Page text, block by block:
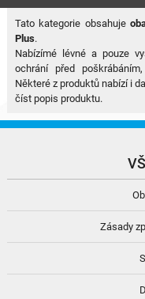
Tato kategorie obsahuje
Plus.
Nabízímé lévné a pouze
ochrání před
Některé z produktů nabízí i
číst popis produktu.
Zásady